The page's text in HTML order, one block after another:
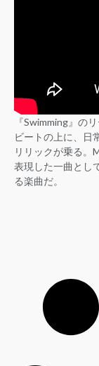
『Swimming』の
ビートの上に、日
リリックが乗る。
表現した一曲とし
る楽曲だ。